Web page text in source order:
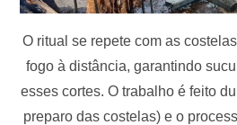
O ritual se repete com as
fogo à distância, garantindo
esses cortes. O trabalho é feito
preparo das costelas) e o